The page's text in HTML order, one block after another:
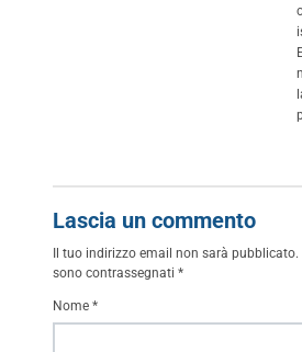
Lascia un commento
Il tuo indirizzo email non sarà pubblicato.
sono contrassegnati *
Nome *